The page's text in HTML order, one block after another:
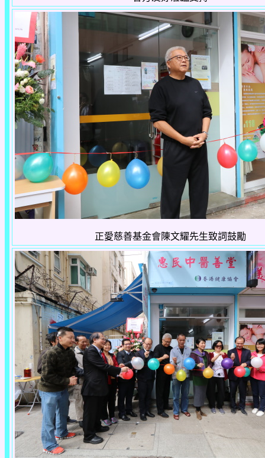
正愛慈善基金會陳文耀先生致詞鼓勵